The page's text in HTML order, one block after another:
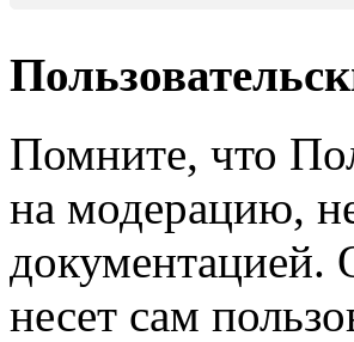
Помните, что
на модерацию,
документацией.
несет сам